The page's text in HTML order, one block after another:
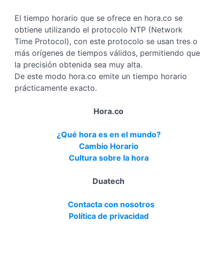
El tiempo horario que se ofrece en hora.co se
obtiene utilizando el protocolo NTP (Network
Time Protocol), con este protocolo se usan tres o
más orígenes de tiempos válidos, permitiendo que
la precisión obtenida sea muy alta.
De este modo hora.co emite un tiempo horario
prácticamente exacto.
Hora.co
¿Qué hora es en el mundo?
Cambio Horario
Cultura sobre la hora
Duatech
Contacta con nosotros
Política de privacidad